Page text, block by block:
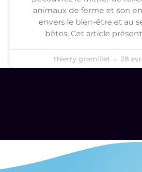
animaux de ferme et son
envers le bien-être et au
bêtes. Cet article
thierry gremillet 28